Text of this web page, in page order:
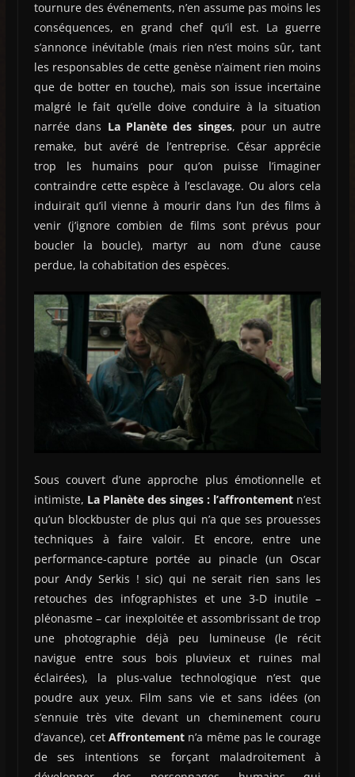
tournure des événements, n’en assume pas moins les
conséquences, en grand chef qu’il est. La guerre
s’annonce inévitable (mais rien n’est moins sûr, tant
les responsables de cette genèse n’aiment rien moins
que de botter en touche), mais son issue incertaine
malgré le fait qu’elle doive conduire à la situation
narrée dans La Planète des singes, pour un autre
remake, but avéré de l’entreprise. César apprécie
trop les humains pour qu’on puisse l’imaginer
contraindre cette espèce à l’esclavage. Ou alors cela
induirait qu’il vienne à mourir dans l’un des films à
venir (j’ignore combien de films sont prévus pour
boucler la boucle), martyr au nom d’une cause
perdue, la cohabitation des espèces.
Sous couvert d’une approche plus émotionnelle et
intimiste, La Planète des singes : l’affrontement n’est
qu’un blockbuster de plus qui n’a que ses prouesses
techniques à faire valoir. Et encore, entre une
performance-capture portée au pinacle (un Oscar
pour Andy Serkis ! sic) qui ne serait rien sans les
retouches des infographistes et une 3-D inutile –
pléonasme – car inexploitée et assombrissant de trop
une photographie déjà peu lumineuse (le récit
navigue entre sous bois pluvieux et ruines mal
éclairées), la plus-value technologique n’est que
poudre aux yeux. Film sans vie et sans idées (on
s’ennuie très vite devant un cheminement couru
d’avance), cetAffrontement n’a même pas le courage
de ses intentions se forçant maladroitement à